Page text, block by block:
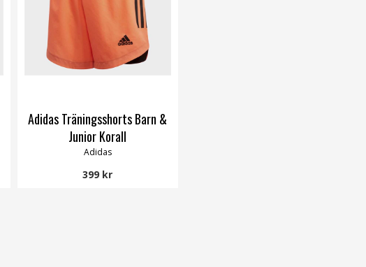
Adidas Träningsshorts Barn &
Junior Korall
Adidas
399 kr